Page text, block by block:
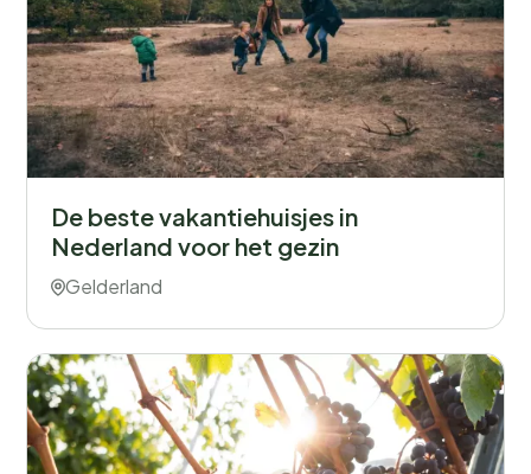
De beste vakantiehuisjes in
Nederland voor het gezin
Gelderland